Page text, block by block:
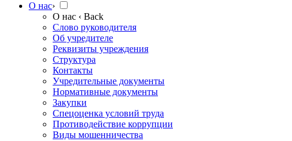
О нас›
О нас ‹ Back
Слово руководителя
Об учредителе
Реквизиты учреждения
Структура
Контакты
Учредительные документы
Нормативные документы
Закупки
Спецоценка условий труда
Противодействие коррупции
Виды мошенничества